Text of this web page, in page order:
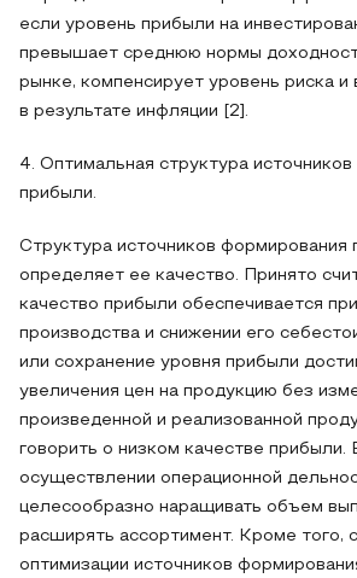
если уровень прибыли на
превышает среднюю нормы
рынке, компенсирует уровень риска
в результате инфляции [2].
4. Оптимальная структура
прибыли.
Структура источников формирования
определяет ее качество. Принято
качество прибыли обеспечивается
производства и снижении его
или сохранение уровня прибыли
увеличения цен на продукцию без
произведенной и реализованной
говорить о низком качестве прибыли.
осуществлении операционной
целесообразно наращивать объем
расширять ассортимент. Кроме того,
оптимизации источников